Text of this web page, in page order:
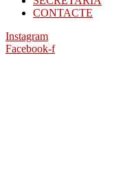
CONTACTE
Instagram
Facebook-f